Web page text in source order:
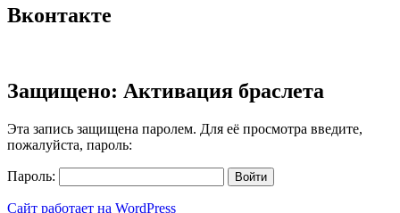
Вконтакте
Защищено: Активация браслета
Эта запись защищена паролем. Для её просмотра введите,
пожалуйста, пароль:
Пароль:
Сайт работает на WordPress